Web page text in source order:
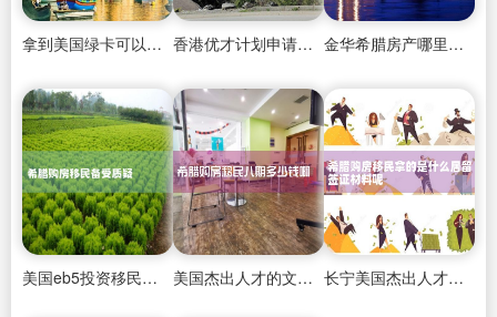
拿到美国绿卡可以申请日本签证吗 香港优才计划申请延期要求 金华希腊房产哪里有卖的
美国eb5投资移民的面试技巧 美国杰出人才的文章有哪些作品 长宁美国杰出人才移民咨询中介地址在哪里